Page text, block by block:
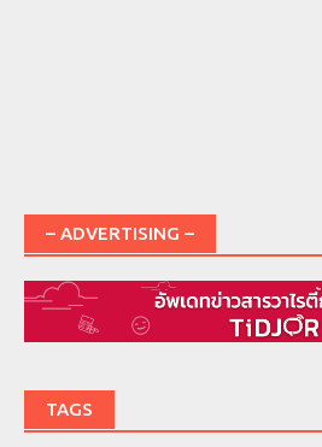
– ADVERTISING –
TAGS